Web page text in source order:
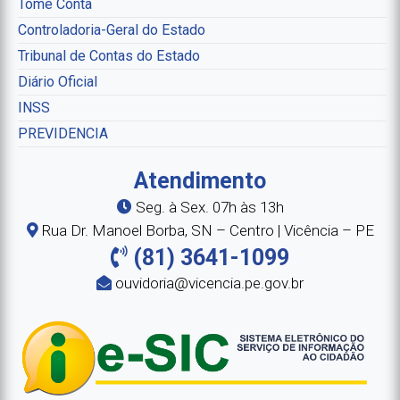
Tome Conta
Controladoria-Geral do Estado
Tribunal de Contas do Estado
Diário Oficial
INSS
PREVIDENCIA
Atendimento
Seg. à Sex. 07h às 13h
Rua Dr. Manoel Borba, SN – Centro | Vicência – PE
(81) 3641-1099
ouvidoria@vicencia.pe.gov.br